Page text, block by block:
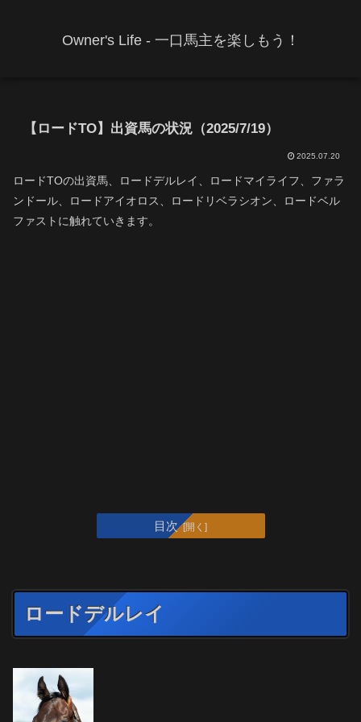
Owner's Life - 一口馬主を楽しもう！
【ロードTO】出資馬の状況（2025/7/19）
2025.07.20
ロードTOの出資馬、ロードデルレイ、ロードマイライフ、ファラ
ンドール、ロードアイオロス、ロードリベラシオン、ロードベル
ファストに触れていきます。
目次
ロードデルレイ